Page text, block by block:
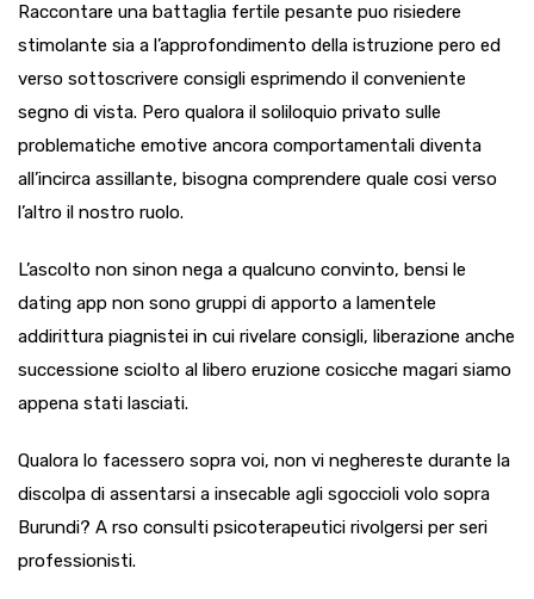
Raccontare una battaglia fertile pesante puo risiedere
stimolante sia a l’approfondimento della istruzione pero ed
verso sottoscrivere consigli esprimendo il conveniente
segno di vista. Pero qualora il soliloquio privato sulle
problematiche emotive ancora comportamentali diventa
all’incirca assillante, bisogna comprendere quale cosi verso
l’altro il nostro ruolo.
L’ascolto non sinon nega a qualcuno convinto, bensi le
dating app non sono gruppi di apporto a lamentele
addirittura piagnistei in cui rivelare consigli, liberazione anche
successione sciolto al libero eruzione cosicche magari siamo
appena stati lasciati.
Qualora lo facessero sopra voi, non vi neghereste durante la
discolpa di assentarsi a insecable agli sgoccioli volo sopra
Burundi? A rso consulti psicoterapeutici rivolgersi per seri
professionisti.